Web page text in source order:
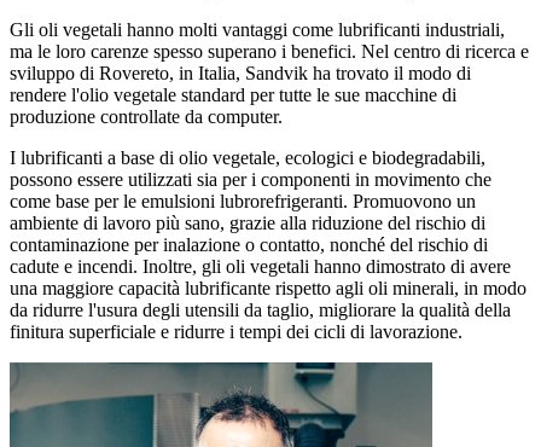
Gli oli vegetali hanno molti vantaggi come lubrificanti industriali,
ma le loro carenze spesso superano i benefici. Nel centro di ricerca e
sviluppo di Rovereto, in Italia, Sandvik ha trovato il modo di
rendere l'olio vegetale standard per tutte le sue macchine di
produzione controllate da computer.
I lubrificanti a base di olio vegetale, ecologici e biodegradabili,
possono essere utilizzati sia per i componenti in movimento che
come base per le emulsioni lubrorefrigeranti. Promuovono un
ambiente di lavoro più sano, grazie alla riduzione del rischio di
contaminazione per inalazione o contatto, nonché del rischio di
cadute e incendi. Inoltre, gli oli vegetali hanno dimostrato di avere
una maggiore capacità lubrificante rispetto agli oli minerali, in modo
da ridurre l'usura degli utensili da taglio, migliorare la qualità della
finitura superficiale e ridurre i tempi dei cicli di lavorazione.